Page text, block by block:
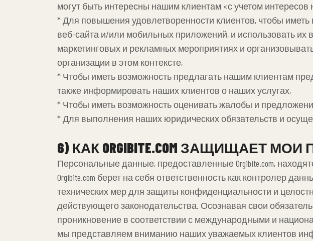
могут быть интересны нашим клиентам «с учетом
* Для повышения удовлетворенности клиентов, чтобы
веб-сайта и/или мобильных приложений, и использовать их
маркетинговых и рекламных мероприятиях и
организации в этом контексте,
* Чтобы иметь возможность предлагать нашим клиентам
также информировать наших клиентов о наших услугах,
* Чтобы иметь возможность оценивать жалобы и
* Для выполнения наших юридических обязательств и
6) КАК ORGIBITE.COM ЗАЩИЩАЕТ
Персональные данные, предоставленные Orgibite.com,
Orgibite.com берет на себя ответственность как контролер
технических мер для защиты конфиденциальности и
действующего законодательства. Осознавая свои
проникновение в соответствии с международными и
мы представляем вниманию наших уважаемых клиентов